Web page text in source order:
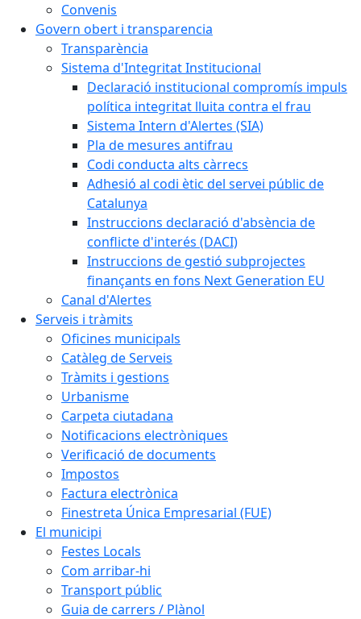
Convenis
Govern obert i transparencia
Transparència
Sistema d'Integritat Institucional
Declaració institucional compromís impuls
política integritat lluita contra el frau
Sistema Intern d'Alertes (SIA)
Pla de mesures antifrau
Codi conducta alts càrrecs
Adhesió al codi ètic del servei públic de
Catalunya
Instruccions declaració d'absència de
conflicte d'interés (DACI)
Instruccions de gestió subprojectes
finançants en fons Next Generation EU
Canal d'Alertes
Serveis i tràmits
Oficines municipals
Catàleg de Serveis
Tràmits i gestions
Urbanisme
Carpeta ciutadana
Notificacions electròniques
Verificació de documents
Impostos
Factura electrònica
Finestreta Única Empresarial (FUE)
El municipi
Festes Locals
Com arribar-hi
Transport públic
Guia de carrers / Plànol